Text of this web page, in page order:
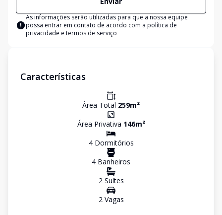
As informações serão utilizadas para que a nossa equipe
possa entrar em contato de acordo com a política de
privacidade e termos de serviço
Características
Área Total 259m²
Área Privativa 146m²
4Dormitórios
4 Banheiros
2Suítes
2Vagas